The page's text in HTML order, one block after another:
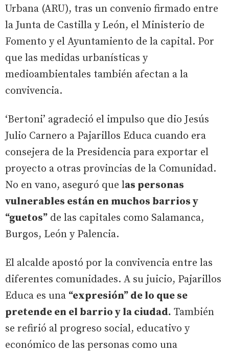
Urbana (ARU), tras un convenio firmado entre
la Junta de Castilla y León, el Ministerio de
Fomento y el Ayuntamiento de la capital. Por
que las medidas urbanísticas y
medioambientales también afectan a la
convivencia.
‘Bertoni’ agradeció el impulso que dio Jesús
Julio Carnero a Pajarillos Educa cuando era
consejera de la Presidencia para exportar el
proyecto a otras provincias de la Comunidad.
No en vano, aseguró que las personas
vulnerables están en muchos barrios y
“guetos” de las capitales como Salamanca,
Burgos, León y Palencia.
El alcalde apostó por la convivencia entre las
diferentes comunidades. A su juicio, Pajarillos
Educa es una “expresión” de lo que se
pretende en el barrio y la ciudad. También
se refirió al progreso social, educativo y
económico de las personas como una